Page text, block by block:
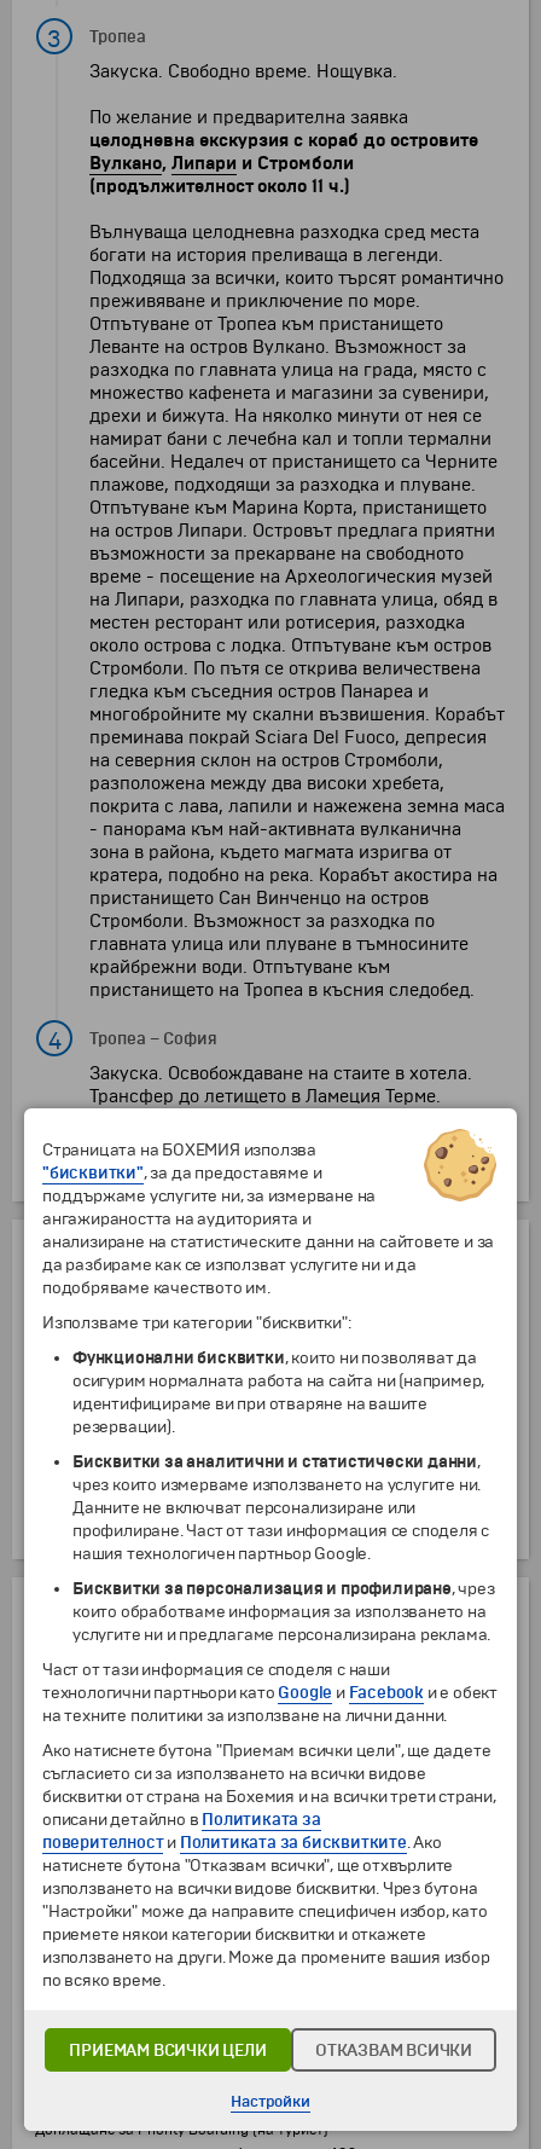
3 Тропеа
Закуска. Свободно време. Нощувка.
По желание и предварителна заявка
целодневна екскурзия с кораб до островите
Вулкано, Липари и Стромболи
(продължителност около 11 ч.)
Вълнуваща целодневна разходка сред места
богати на история преливаща в легенди.
Подходяща за всички, които търсят романтично
преживяване и приключение по море.
Отпътуване от Тропеа към пристанището
Леванте на остров Вулкано. Възможност за
разходка по главната улица на града, място с
множество кафенета и магазини за сувенири,
дрехи и бижута. На няколко минути от нея се
намират бани с лечебна кал и топли термални
басейни. Недалеч от пристанището са Черните
плажове, подходящи за разходка и плуване.
Отпътуване към Марина Корта, пристанището
на остров Липари. Островът предлага приятни
възможности за прекарване на свободното
време - посещение на Археологическия музей
на Липари, разходка по главната улица, обяд в
местен ресторант или ротисерия, разходка
около острова с лодка. Отпътуване към остров
Стромболи. По пътя се открива величествена
гледка към съседния остров Панареа и
многобройните му скални възвишения. Корабът
преминава покрай Sciara Del Fuoco, депресия
на северния склон на остров Стромболи,
разположена между два високи хребета,
покрита с лава, лапили и нажежена земна маса
- панорама към най-активната вулканична
зона в района, където магмата изригва от
кратера, подобно на река. Корабът акостира на
пристанището Сан Винченцо на остров
Стромболи. Възможност за разходка по
главната улица или плуване в тъмносините
крайбрежни води. Отпътуване към
пристанището на Тропеа в късния следобед.
4 Тропеа – София
Закуска. Освобождаване на стаите в хотела.
Трансфер до летището в Ламеция Терме.
авиокомпания "Wizz Air" или "Ryanair".
Пристигане на летище София.
НАСТАНЯВАНЕ
Двойна стая със спалня
Двойна стая с отделни легла включено в цената
Двойна стая за комбиниране
Допълнително легло в двойна стая
Единична стая +100 €
ДОПЪЛНИТЕЛНИ УСЛУГИ
кораб до Капо Ватикано и свободно време за плаж и пешеходна
разходка в Тропеа (ЗАДЪЛЖИТЕЛНО на място се заплаща 5 евро
от3 г.до11 г. 55€
Целодневна екскурзия с кораб до островите Вулкано, Липари и
Стромболи - продължителност около 11 ч. (ЗАДЪЛЖИТЕЛНО на
място се заплаща 5 евро пристанищна такса)*Необходимо е
услугата да се заяви до 10 дни преди датата на заминаване
от12 г. 95€
от3 г.до 11 г. 75€
Целодневна екскурзия до Пицо, градът на сладоледа "трюфел", с
възможност за посещение на църквата "Пиедигрота" и Кастело
"Мюра" (без включени входни такси)
от3 г. 60€
Чекиран багаж до 20 кг (в двете посоки) на турист
от3 г.
Доплащане за Priority Boarding (на турист)
Страницата на БОХЕМИЯ използва
"бисквитки", за да предоставяме и
поддържаме услугите ни, за измерване на
ангажираността на аудиторията и
анализиране на статистическите данни на сайтовете и за
да разбираме как се използват услугите ни и да
подобряваме качеството им.
Използваме три категории "бисквитки":
Функционални бисквитки, които ни позволяват да
осигурим нормалната работа на сайта ни (например,
идентифицираме ви при отваряне на вашите
резервации).
Бисквитки за аналитични и статистически данни,
чрез които измерваме използването на услугите ни.
Данните не включват персонализиране или
профилиране. Част от тази информация се споделя с
нашия технологичен партньор Google.
Бисквитки за персонализация и профилиране, чрез
които обработваме информация за използването на
услугите ни и предлагаме персонализирана реклама.
Част от тази информация се споделя с наши
технологични партньори като Google и Facebook и е обект
на техните политики за използване на лични данни.
Ако натиснете бутона "Приемам всички цели", ще дадете
съгласието си за използването на всички видове
бисквитки от страна на Бохемия и на всички трети страни,
описани детайлно в Политиката за
поверителности Политиката за бисквитките. Ако
натиснете бутона "Отказвам всички", ще отхвърлите
използването на всички видове бисквитки. Чрез бутона
"Настройки" може да направите специфичен избор, като
приемете някои категории бисквитки и откажете
използването на други. Може да промените вашия избор
по всяко време.
ПРИЕМАМ ВСИЧКИ ЦЕЛИ ОТКАЗВАМ ВСИЧКИ
Настройки